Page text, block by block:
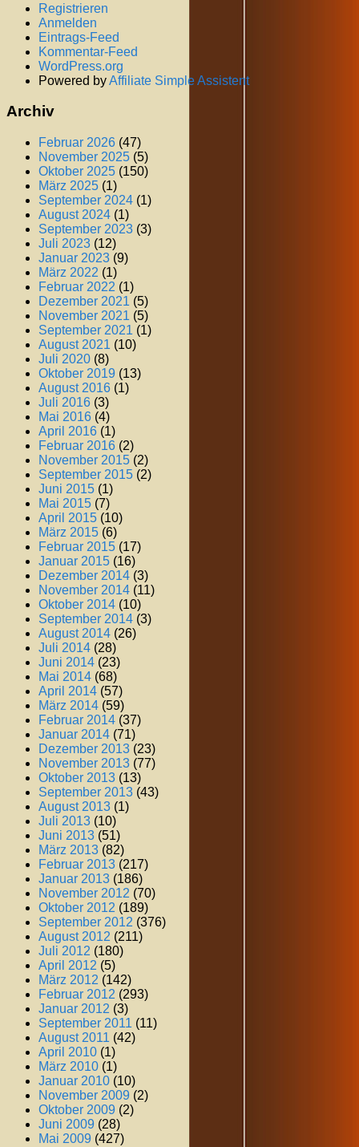
Registrieren
Anmelden
Eintrags-Feed
Kommentar-Feed
WordPress.org
Powered byAffiliate Simple Assistent
Archiv
Februar 2026 (47)
November 2025 (5)
Oktober 2025 (150)
März 2025 (1)
September 2024 (1)
August 2024 (1)
September 2023 (3)
Juli 2023 (12)
Januar 2023 (9)
März 2022 (1)
Februar 2022 (1)
Dezember 2021 (5)
November 2021 (5)
September 2021 (1)
August 2021 (10)
Juli 2020 (8)
Oktober 2019 (13)
August 2016 (1)
Juli 2016 (3)
Mai 2016 (4)
April 2016 (1)
Februar 2016 (2)
November 2015 (2)
September 2015 (2)
Juni 2015 (1)
Mai 2015 (7)
April 2015 (10)
März 2015 (6)
Februar 2015 (17)
Januar 2015 (16)
Dezember 2014 (3)
November 2014 (11)
Oktober 2014 (10)
September 2014 (3)
August 2014 (26)
Juli 2014 (28)
Juni 2014 (23)
Mai 2014 (68)
April 2014 (57)
März 2014 (59)
Februar 2014 (37)
Januar 2014 (71)
Dezember 2013 (23)
November 2013 (77)
Oktober 2013 (13)
September 2013 (43)
August 2013 (1)
Juli 2013 (10)
Juni 2013 (51)
März 2013 (82)
Februar 2013 (217)
Januar 2013 (186)
November 2012 (70)
Oktober 2012 (189)
September 2012 (376)
August 2012 (211)
Juli 2012 (180)
April 2012 (5)
März 2012 (142)
Februar 2012 (293)
Januar 2012 (3)
September 2011 (11)
August 2011 (42)
April 2010 (1)
März 2010 (1)
Januar 2010 (10)
November 2009 (2)
Oktober 2009 (2)
Juni 2009 (28)
Mai 2009 (427)